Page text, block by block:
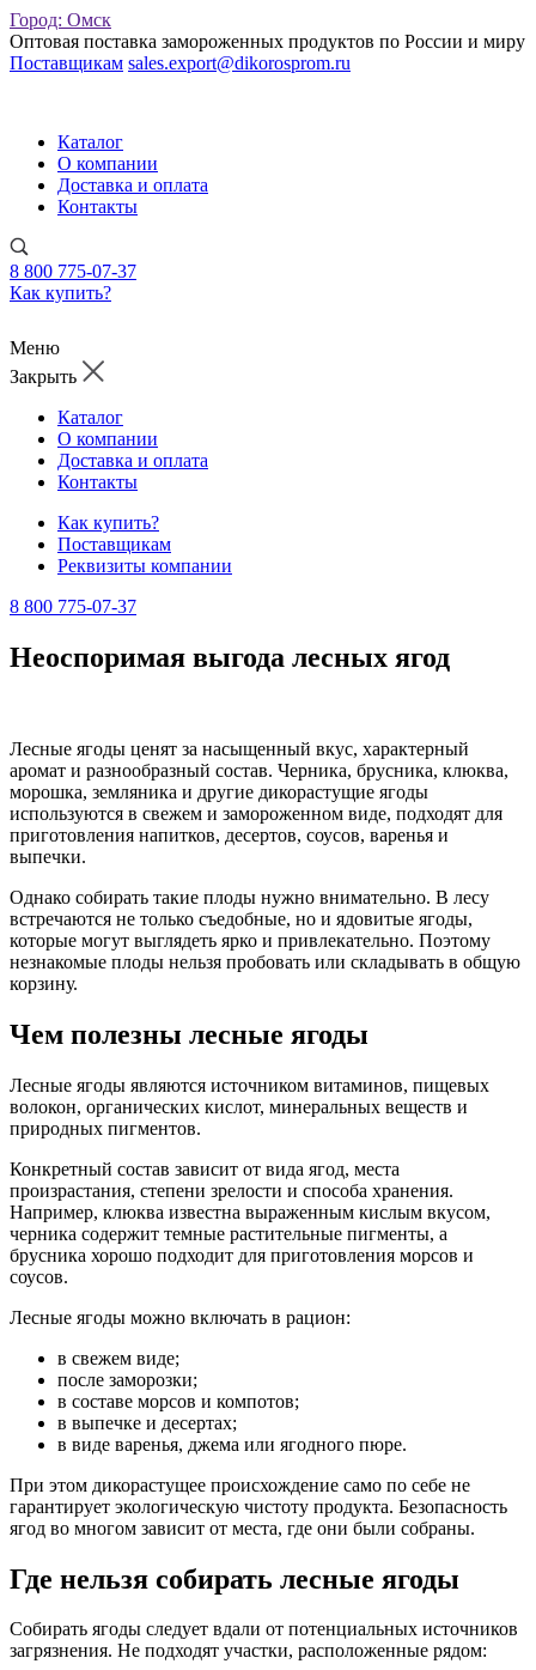
Город: Омск
Оптовая поставка замороженных продуктов по России и миру
Поставщикам sales.export@dikorosprom.ru
Каталог
О компании
Доставка и оплата
Контакты
8 800 775-07-37
Как купить?
Меню
Закрыть
Каталог
О компании
Доставка и оплата
Контакты
Как купить?
Поставщикам
Реквизиты компании
8 800 775-07-37
Неоспоримая выгода лесных ягод
Лесные ягоды ценят за насыщенный вкус, характерный
аромат и разнообразный состав. Черника, брусника, клюква,
морошка, земляника и другие дикорастущие ягоды
используются в свежем и замороженном виде, подходят для
приготовления напитков, десертов, соусов, варенья и
выпечки.
Однако собирать такие плоды нужно внимательно. В лесу
встречаются не только съедобные, но и ядовитые ягоды,
которые могут выглядеть ярко и привлекательно. Поэтому
незнакомые плоды нельзя пробовать или складывать в общую
корзину.
Чем полезны лесные ягоды
Лесные ягоды являются источником витаминов, пищевых
волокон, органических кислот, минеральных веществ и
природных пигментов.
Конкретный состав зависит от вида ягод, места
произрастания, степени зрелости и способа хранения.
Например, клюква известна выраженным кислым вкусом,
черника содержит темные растительные пигменты, а
брусника хорошо подходит для приготовления морсов и
соусов.
Лесные ягоды можно включать в рацион:
в свежем виде;
после заморозки;
в составе морсов и компотов;
в выпечке и десертах;
в виде варенья, джема или ягодного пюре.
При этом дикорастущее происхождение само по себе не
гарантирует экологическую чистоту продукта. Безопасность
ягод во многом зависит от места, где они были собраны.
Где нельзя собирать лесные ягоды
Собирать ягоды следует вдали от потенциальных источников
загрязнения. Не подходят участки, расположенные рядом: